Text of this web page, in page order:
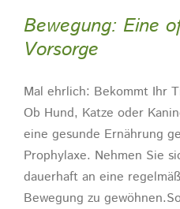
Bewegung: Eine
Vorsorge
Mal ehrlich: Bekommt Ihr
Ob Hund, Katze oder
eine gesunde Ernährung
Prophylaxe. Nehmen Sie
dauerhaft an eine
Bewegung zu